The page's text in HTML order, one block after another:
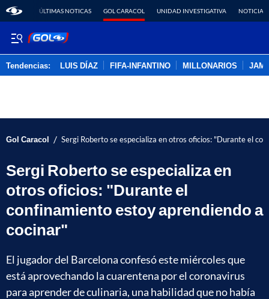
ÚLTIMAS NOTICAS GOL CARACOL UNIDAD INVESTIGATIVA NOTICIAS
Tendencias: LUIS DÍAZ FIFA-INFANTINO MILLONARIOS
Gol Caracol / Sergi Roberto se especializa en otros oficios: "Durante el
Sergi Roberto se especializa en
otros oficios: "Durante el
confinamiento estoy aprendiendo a
cocinar"
El jugador del Barcelona confesó este miércoles que
está aprovechando la cuarentena por el coronavirus
para aprender de culinaria, una habilidad que no había